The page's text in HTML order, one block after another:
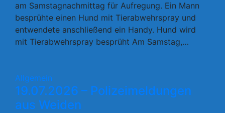
am Samstagnachmittag für Aufregung. Ein Mann
besprühte einen Hund mit Tierabwehrspray und
entwendete anschließend ein Handy. Hund wird
mit Tierabwehrspray besprüht Am Samstag,…
Allgemein
19.07.2026 – Polizeimeldungen
aus Weiden